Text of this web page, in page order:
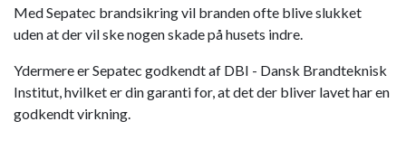
Med Sepatec brandsikring vil branden ofte blive slukket
uden at der vil ske nogen skade på husets indre.
Ydermere er Sepatec godkendt af DBI - Dansk Brandteknisk
Institut, hvilket er din garanti for, at det der bliver lavet har en
godkendt virkning.